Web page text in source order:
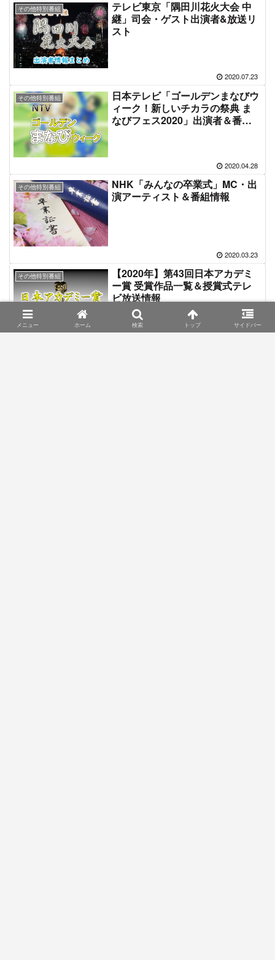
その他特別番組
テレビ東京「隅田川花火大会 中
継」司会・ゲスト出演者&放送リ
スト
2020.07.23
その他特別番組
日本テレビ「ゴールデンまなびウ
ィーク！新しいチカラの祭典 ま
なびフェス2020」出演者＆番組
2020.04.28
その他特別番組
NHK「みんなの卒業式」MC・出
演アーティスト＆番組情報
2020.03.23
その他特別番組
【2020年】第43回日本アカデミ
ー賞 受賞作品一覧＆授賞式テレ
ビ放送情報
メニュー ホーム 検索 トップ サイドバー